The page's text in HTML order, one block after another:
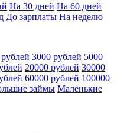
На 30 дней На 60 дней
До зарплаты На неделю
3000 рублей 5000
20000 рублей 30000
60000 рублей 100000
займы Маленькие